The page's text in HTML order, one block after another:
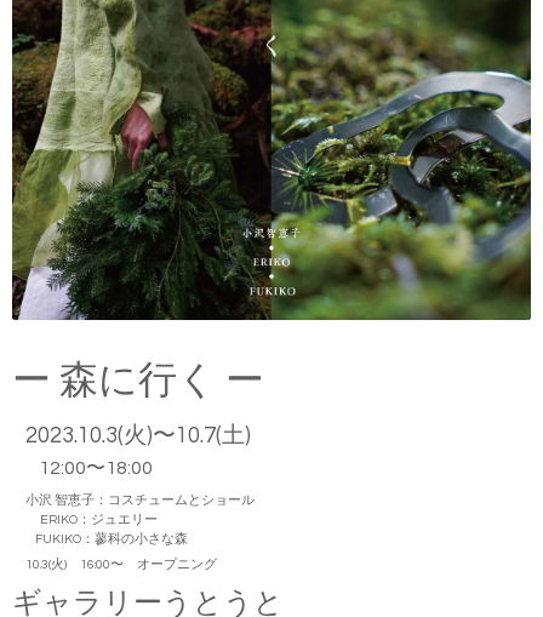
ー 森に行く ー
2023.10.3(火)〜10.7(土)
12:00〜18:00
小沢 智恵子：コスチュームとショール
ERIKO：ジュエリー
FUKIKO：蓼科の小さな森
10.3(火) 16:00〜 オープニング
ギャラリーうとうと